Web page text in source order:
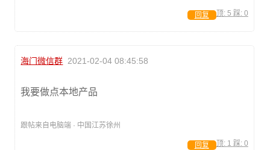
顶: 5 踩: 0
回复
海门微信群 2021-02-04 08:45:58
我要做点本地产品
跟帖来自电脑端 · 中国江苏徐州
顶: 1 踩: 0
回复